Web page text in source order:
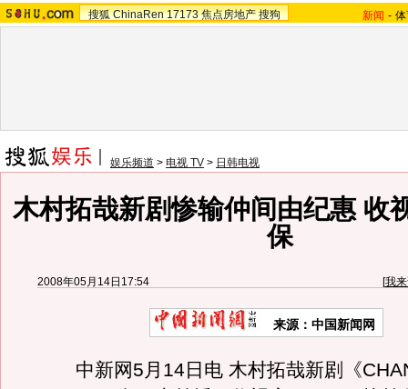
搜狐 ChinaRen 17173 焦点房地产 搜狗 新闻 -
娱乐频道 > 电视 TV > 日韩电视
木村拓哉新剧惨输仲间由纪惠 收
保
2008年05月14日17:54 [我
来源：中国新闻网
中新网5月14日电 木村拓哉新剧《